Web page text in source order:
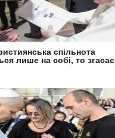
спільнота
лише на собі, то згасає